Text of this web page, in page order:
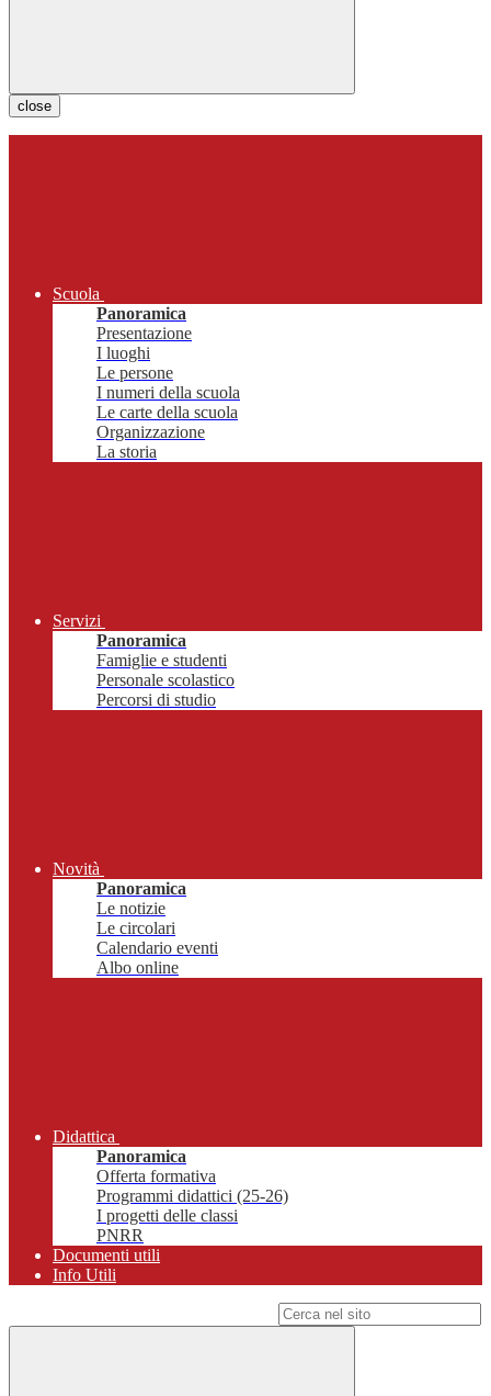
close
Scuola
Panoramica
Presentazione
I luoghi
Le persone
I numeri della scuola
Le carte della scuola
Organizzazione
La storia
Servizi
Panoramica
Famiglie e studenti
Personale scolastico
Percorsi di studio
Novità
Panoramica
Le notizie
Le circolari
Calendario eventi
Albo online
Didattica
Panoramica
Offerta formativa
Programmi didattici (25-26)
I progetti delle classi
PNRR
Documenti utili
Info Utili